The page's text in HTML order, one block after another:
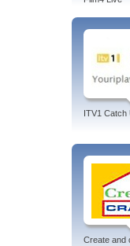
ITV1 Catch
Create and